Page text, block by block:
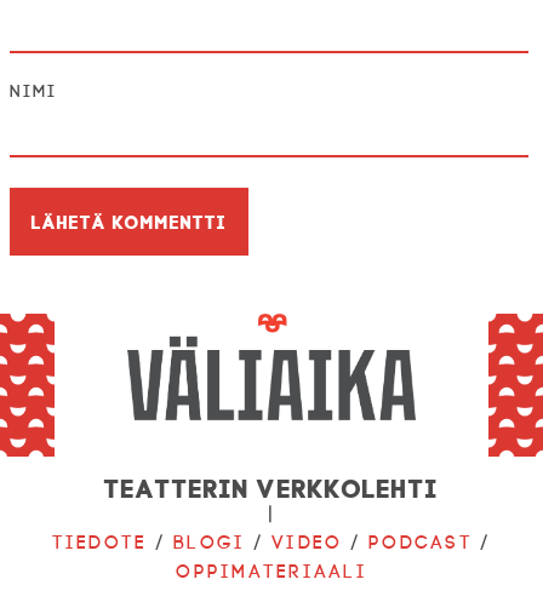
Nimi
Teatterin verkkolehti
|
Tiedote /Blogi /Video /Podcast /
Oppimateriaali